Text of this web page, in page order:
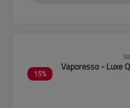
15%
Vaporesso - Luxe